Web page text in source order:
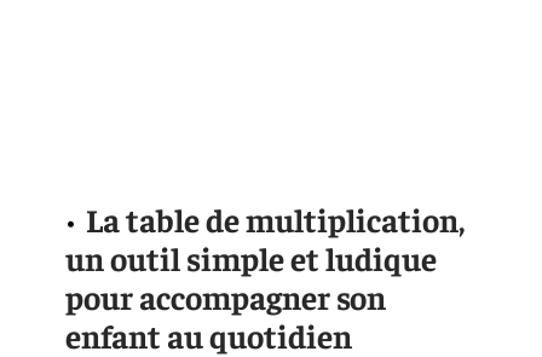
La table de multiplication,
un outil simple et ludique
pour accompagner son
enfant au quotidien